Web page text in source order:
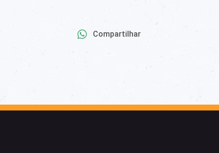
Compartilhar